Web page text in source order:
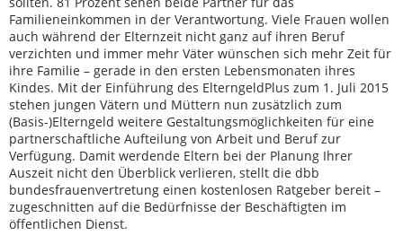
Familieneinkommen in der Verantwortung. Viele Frauen wollen
auch während der Elternzeit nicht ganz auf ihren Beruf
verzichten und immer mehr Väter wünschen sich mehr Zeit für
ihre Familie – gerade in den ersten Lebensmonaten ihres
Kindes. Mit der Einführung des ElterngeldPlus zum 1. Juli 2015
stehen jungen Vätern und Müttern nun zusätzlich zum
(Basis-)Elterngeld weitere Gestaltungsmöglichkeiten für eine
partnerschaftliche Aufteilung von Arbeit und Beruf zur
Verfügung. Damit werdende Eltern bei der Planung Ihrer
Auszeit nicht den Überblick verlieren, stellt die dbb
bundesfrauenvertretung einen kostenlosen Ratgeber bereit –
zugeschnitten auf die Bedürfnisse der Beschäftigten im
öffentlichen Dienst.